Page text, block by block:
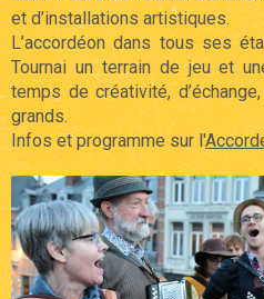
et d’installations artistiques.
L’accordéon dans tous ses
Tournai un terrain de jeu et
temps de créativité,
grands.
Infos et programme sur l'